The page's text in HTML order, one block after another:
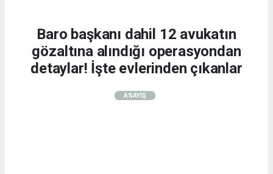
Baro başkanı dahil 12 avukatın
gözaltına alındığı operasyondan
detaylar! İşte evlerinden çıkanlar
ASAYİŞ